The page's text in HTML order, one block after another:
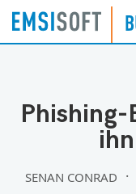
SENAN CONRAD